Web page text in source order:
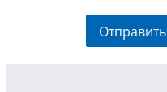
Отправить